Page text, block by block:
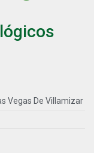
Vegas De Villamizar